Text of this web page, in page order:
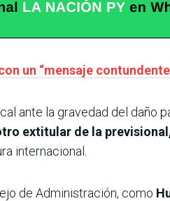
un “mensaje
ante la gravedad del daño
extitular de la
internacional.
de Administración, como